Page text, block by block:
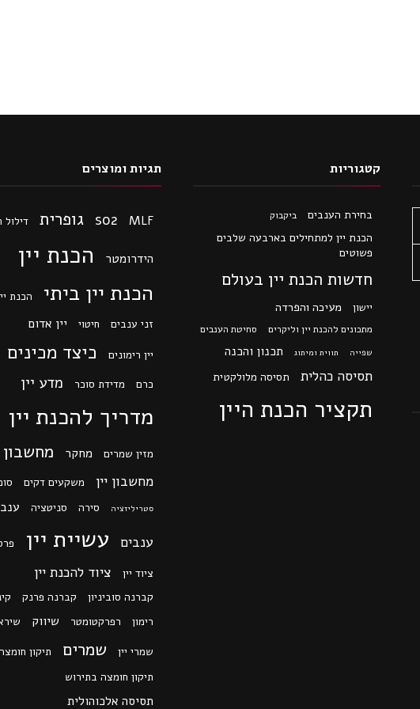
קטגוריות
בחירת הענבים ביקבוק
הכנת יין למתחילים בארבעה שלבים
פשוטים
חדשות הכנת יין בעולם
יישון מעיכה והפרדה
מתכונים להכנת יין וליקרים סחיטת הענבים
שפייה תווית ומיתוג תכנון והכנה
תסיסה כהלית תסיסה מלולקטית
תקציר הכנת היין
תגיות ומוצרים
MLF
so2 גופרית דילול
הידרומטר הכנת יין
הכנת יין ביתי
הכנת
זני ענבים
חיטוי יין אדום
יין רימונים כיצד מכינים
כרם מדידת סוכר מדע יין
מדריך להכנת יין
מזין שמרים מחקר מחשבון
מחשבון יין משקעים דקים
סטריליזציה סירה סניטציה ענב
ענבים עשיית יין
ציוד יין
ציוד להכנת יין
קברנה סוביניון קברנה פרנק
רימון
רפרקטומטר שיווק
שמרי יין
שמרים
תיקון
תיקון חומצה בתירוש
תסיסה אלכוהולית